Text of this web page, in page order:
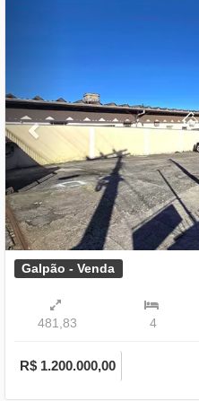
Galpão - Venda
481,83 4
R$ 1.200.000,00